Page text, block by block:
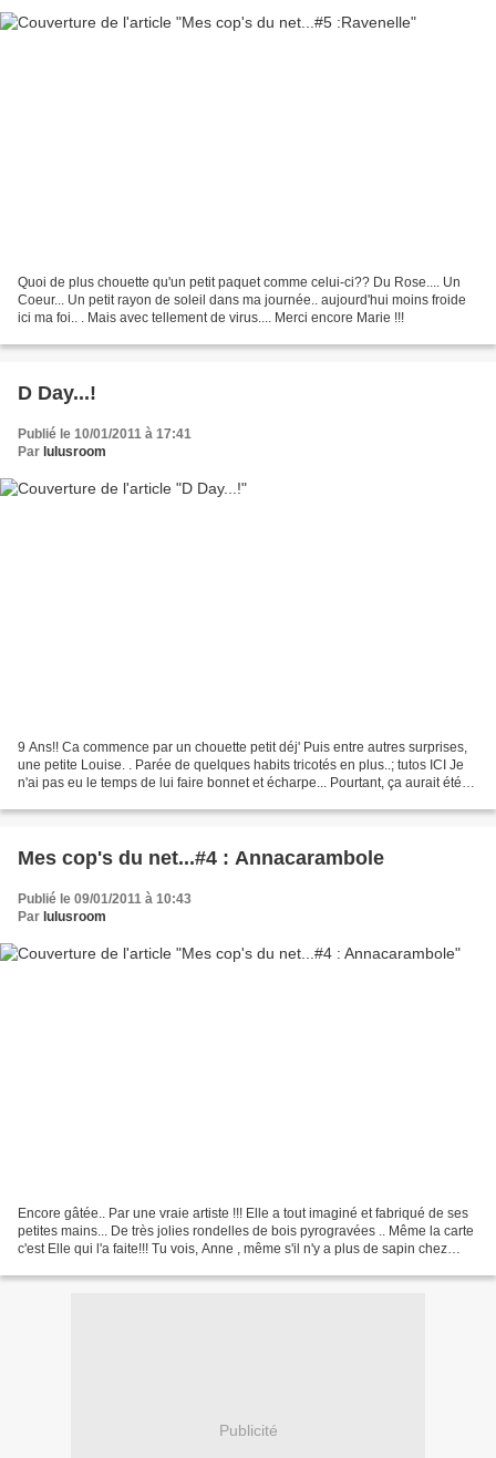
Quoi de plus chouette qu'un petit paquet comme celui-ci?? Du Rose.... Un
Coeur... Un petit rayon de soleil dans ma journée.. aujourd'hui moins froide
ici ma foi.. . Mais avec tellement de virus.... Merci encore Marie !!!
D Day...!
Publié le 10/01/2011 à 17:41
Par lulusroom
9 Ans!! Ca commence par un chouette petit déj' Puis entre autres surprises,
une petite Louise. . Parée de quelques habits tricotés en plus..; tutos ICI Je
n'ai pas eu le temps de lui faire bonnet et écharpe... Pourtant, ça aurait été
Mes cop's du net...#4 : Annacarambole
Publié le 09/01/2011 à 10:43
Par lulusroom
Encore gâtée.. Par une vraie artiste !!! Elle a tout imaginé et fabriqué de ses
petites mains... De très jolies rondelles de bois pyrogravées .. Même la carte
c'est Elle qui l'a faite!!! Tu vois, Anne , même s'il n'y a plus de sapin chez
Publicité